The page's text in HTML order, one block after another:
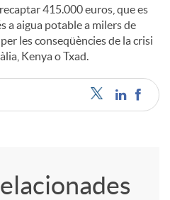
415.000 euros, que es
a aigua potable a milers de
les conseqüències de la crisi
Kenya o Txad.